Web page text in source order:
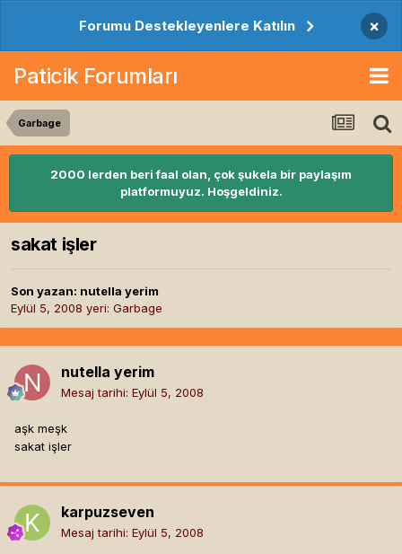
Forumu Destekleyenlere Katılın ×
Paticik Forumları
Garbage
2000 lerden beri faal olan, çok şukela bir paylaşım
platformuyuz. Hoşgeldiniz.
sakat işler
Son yazan: nutella yerim
Eylül 5, 2008 yeri: Garbage
nutella yerim
Mesaj tarihi: Eylül 5, 2008
aşk meşk
sakat işler
karpuzseven
Mesaj tarihi: Eylül 5, 2008